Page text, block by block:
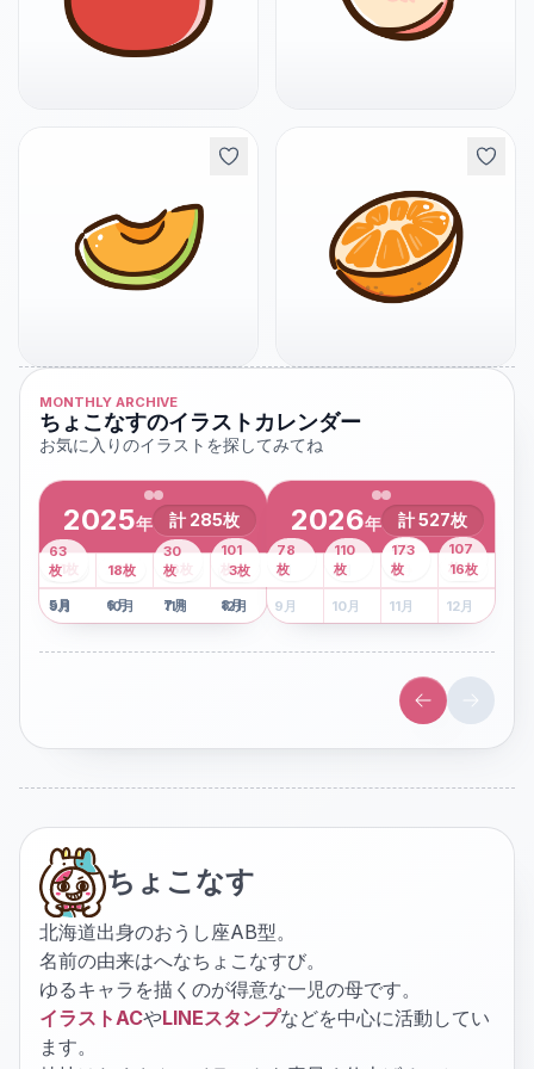
MONTHLY ARCHIVE
ちょこなすのイラストカレンダー
お気に入りのイラストを探してみてね
2025年 計 285枚
1月
2枚 2月 3月 4月
8枚
5月
41 枚
6月
13枚
7月
6枚
8月
101
枚
9月
63
枚
10月
18枚
11月
30
枚
12月
3枚
2026年 計527枚
1月 2月 3月
43
枚
4月
107
枚
5 月
78
枚
6月
110
枚
7月
173
枚
8月
16枚
9 月 10月 11月 12月
ちょこなす
北海道出身のおうし座AB型。
名前の由来はへなちょこなすび。
ゆるキャラを描くのが得意な一児の母です。
イラストACやLINEスタンプなどを中心に活動してい
ます。